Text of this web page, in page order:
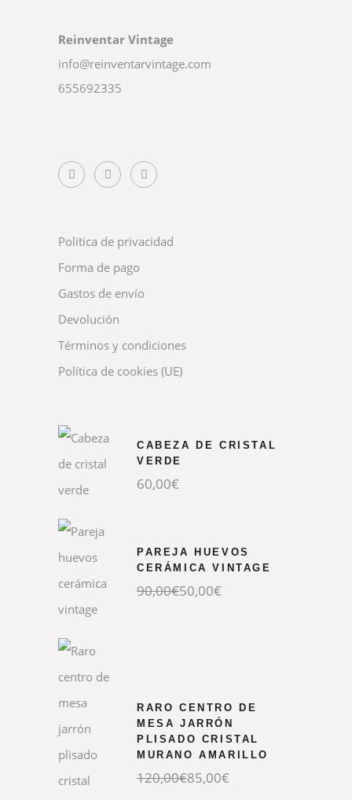
Reinventar Vintage
info@reinventarvintage.com
655692335
Política de privacidad
Forma de pago
Gastos de envío
Devolución
Términos y condiciones
Política de cookies (UE)
CABEZA DE CRISTAL
VERDE
60,00€
PAREJA HUEVOS
CERÁMICA VINTAGE
90,00€
El
precio
50,00€
El
precio
RARO CENTRO DE
MESA JARRÓN
PLISADO CRISTAL
MURANO AMARILLO
120,00€
El
precio
85,00€
El
precio